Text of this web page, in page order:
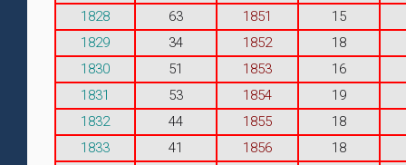
1828
63 1851
15
1829
34 1852
18
1830
51 1853
16
1831
53 1854
19
1832
44 1855
18
1833
41 1856
18